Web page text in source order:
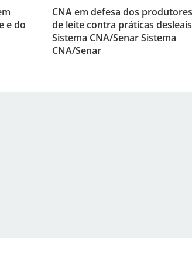
e do
CNA em defesa dos produtores
de leite contra práticas desleais
Sistema CNA/Senar Sistema
CNA/Senar